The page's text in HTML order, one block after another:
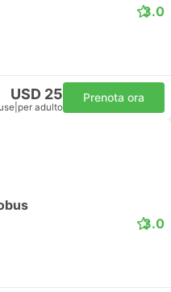
3.0
USD 25
per adulto
Prenota ora
3.0